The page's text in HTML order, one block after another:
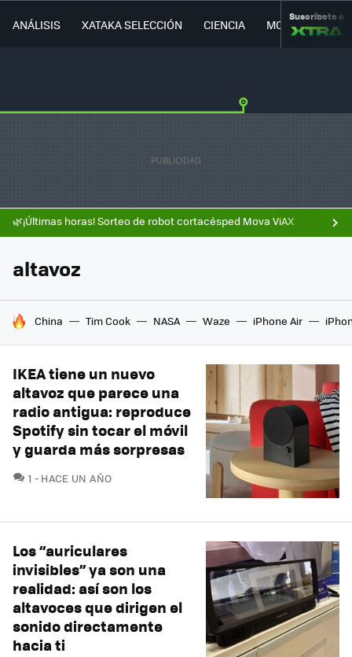
ANÁLISIS XATAKA SELECCIÓN CIENCIA MOVILIDAD
Suscríbete a
🌿¡Últimas horas! Sorteo de robot cortacésped Mova ViAX
altavoz
HOY SE HABLA DE
China Tim Cook NASA Waze iPhone Air
IKEA tiene un nuevo
altavoz que parece una
radio antigua: reproduce
Spotify sin tocar el móvil
y guarda más sorpresas
1 COMENTARIOS
HACE UN AÑO
Los “auriculares
invisibles” ya son una
realidad: así son los
altavoces que dirigen el
sonido directamente
hacia ti